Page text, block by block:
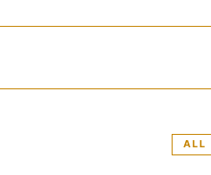
ALL